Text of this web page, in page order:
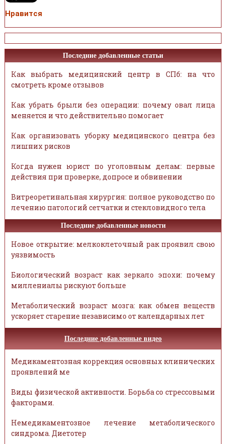
Нравится
Последние добавленные статьи
Как выбрать медицинский центр в СПб: на что
смотреть кроме отзывов
Как убрать брыли без операции: почему овал лица
меняется и что действительно помогает
Как организовать уборку медицинского центра без
лишних рисков
Когда нужен юрист по уголовным делам: первые
действия при проверке, допросе и обвинении
Витреоретинальная хирургия: полное руководство по
лечению патологий сетчатки и стекловидного тела
Последние добавленные новости
Новое открытие: мелкоклеточный рак проявил свою
уязвимость
Биологический возраст как зеркало эпохи: почему
миллениалы рискуют больше
Метаболический возраст мозга: как обмен веществ
ускоряет старение независимо от календарных лет
Последние добавленные видео
Медикаментозная коррекция основных клинических
проявлений ме
Виды физической активности. Борьба со стрессовыми
факторами.
Немедикаментозное лечение метаболического
синдрома. Диетотер